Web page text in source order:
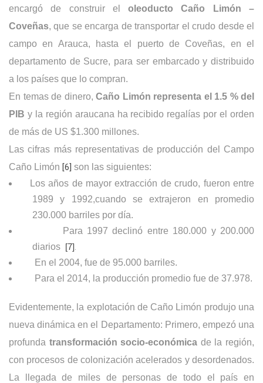
encargó de construir eloleoducto Caño Limón –
Coveñas, que se encarga de transportar el crudo desde el
campo en Arauca, hasta el puerto de Coveñas, en el
departamento de Sucre, para ser embarcado y distribuido
a los países que lo compran.
En temas de dinero, Caño Limón representa el 1.5 % del
PIB y la región araucana ha recibido regalías por el orden
de más de US $1.300 millones.
Las cifras más representativas de producción del Campo
Caño Limón [6] son las siguientes:
Los años de mayor extracción de crudo, fueron entre
1989 y 1992,cuando se extrajeron en promedio
230.000 barriles por día.
Para 1997 declinó entre 180.000 y 200.000
diarios [7].
En el 2004, fue de 95.000 barriles.
Para el 2014, la producción promedio fue de 37.978.
Evidentemente, la explotación de Caño Limón produjo una
nueva dinámica en el Departamento: Primero, empezó una
profunda transformación socio-económica de la región,
con procesos de colonización acelerados y desordenados.
La llegada de miles de personas de todo el país en